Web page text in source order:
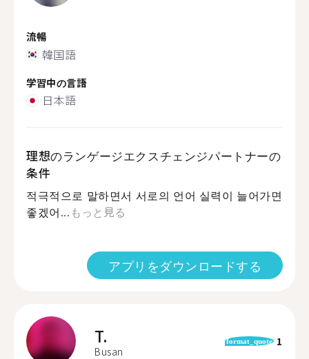
流暢
韓国語
学習中の言語
日本語
理想のランゲージエクスチェンジパートナーの
条件
적극적으로 말하면서 서로의 언어 실력이 늘어가면
좋겠어... もっと見る
アプリをダウンロードする
T.
Busan
format_quote 1